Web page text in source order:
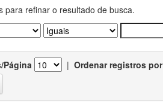
para refinar o resultado de busca.
Página | Ordenar registros por